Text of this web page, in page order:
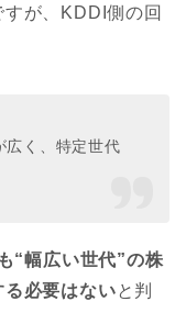
が、KDDI側の回
広く、特定世代
“幅広い世代”の株
必要はないと判